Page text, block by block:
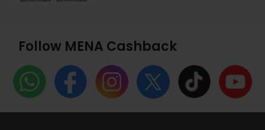
Follow MENA Cashback